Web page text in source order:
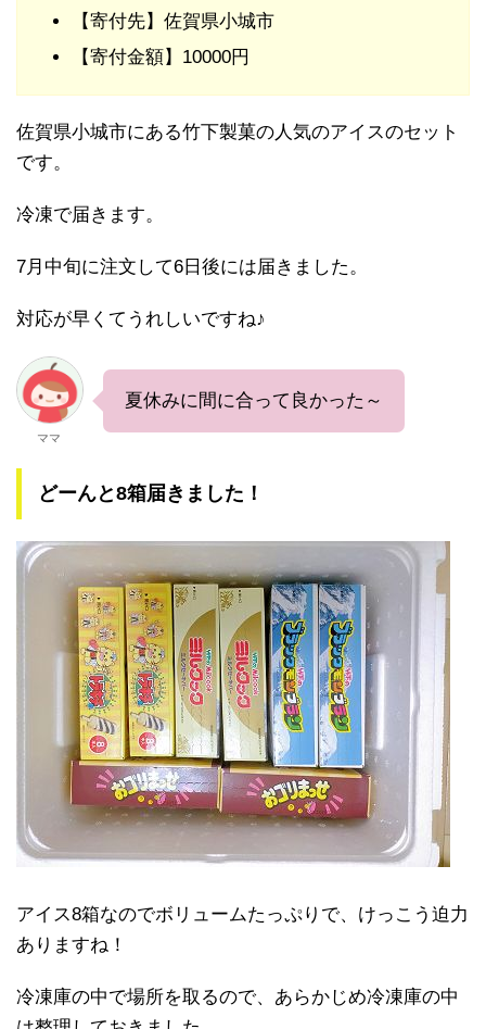
【寄付先】佐賀県小城市
【寄付金額】10000円
佐賀県小城市にある竹下製菓の人気のアイスのセット
です。
冷凍で届きます。
7月中旬に注文して6日後には届きました。
対応が早くてうれしいですね♪
ママ
夏休みに間に合って良かった～
どーんと8箱届きました！
アイス8箱なのでボリュームたっぷりで、けっこう迫力
ありますね！
冷凍庫の中で場所を取るので、あらかじめ冷凍庫の中